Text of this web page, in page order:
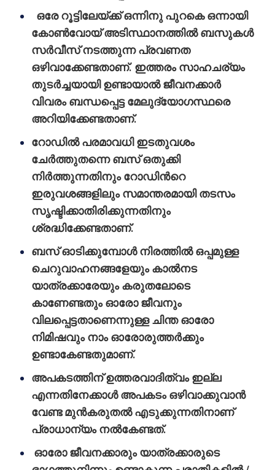
ഒരേ റൂട്ടിലേയ്ക്ക് ഒന്നിനു പുറകെ ഒന്നായി
കോണ്‍‍വോയ് അടിസ്ഥാനത്തില്‍ ബസുകള്‍
സര്‍വീസ് നടത്തുന്ന പ്രവണത
ഒഴിവാക്കേണ്ടതാണ്. ഇത്തരം സാഹചര്യം
തുടര്‍ച്ചയായി ഉണ്ടായാല്‍ ജീവനക്കാര്‍
വിവരം ബന്ധപ്പെട്ട മേലുദ്യോഗസ്ഥരെ
അറിയിക്കേണ്ടതാണ്.
റോഡില്‍ പരമാവധി ഇടതുവശം
ചേര്‍ത്തുതന്നെ ബസ് ഒതുക്കി
നിര്‍ത്തുന്നതിനും റോഡിന്‍റെ
ഇരുവശങ്ങളിലും സമാന്തരമായി തടസം
സൃഷ്ടിക്കാതിരിക്കുന്നതിനും
ശ്രദ്ധിക്കേണ്ടതാണ്.
ബസ് ഓടിക്കുമ്പോള്‍ നിരത്തില്‍ ഒപ്പമുള്ള
ചെറുവാഹനങ്ങളേയും കാല്‍നട
യാത്രക്കാരേയും കരുതലോടെ
കാണേണ്ടതും ഓരോ ജീവനും
വിലപ്പെട്ടതാണെന്നുള്ള ചിന്ത ഓരോ
നിമിഷവും നാം ഓരോരുത്തര്‍ക്കും
ഉണ്ടാകേണ്ടതുമാണ്.
അപകടത്തിന് ഉത്തരവാദിത്വം ഇല്ല
എന്നതിനേക്കാള്‍ അപകടം ഒഴിവാക്കുവാന്‍
വേണ്ട മുന്‍കരുതല്‍ എടുക്കുന്നതിനാണ്
പ്രാധാന്യം നല്‍‍കേണ്ടത്.
ഓരോ ജീവനക്കാരും യാത്രക്കാരുടെ